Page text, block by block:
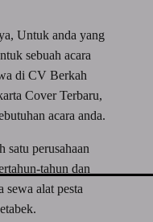
Untuk anda yang
sebuah acara
di CV Berkah
Cover Terbaru,
acara anda.
satu perusahaan
tahun dan
sewa alat pesta